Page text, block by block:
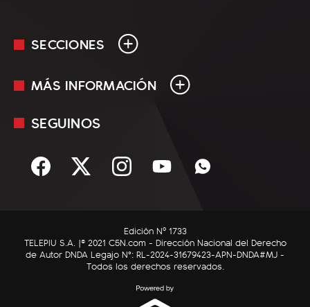
SECCIONES
En Vivo
Sociedad
C5N Autos
RatingCero
MÁS INFORMACIÓN
Mediakit
Términos y condiciones
SEGUINOS
Edición Nº 1733
TELEPIU S.A. |© 2021 C5N.com - Dirección Nacional del Derecho
de Autor DNDA Legajo N°: RL-2024-31679423-APN-DNDA#MJ -
Todos los derechos reservados.